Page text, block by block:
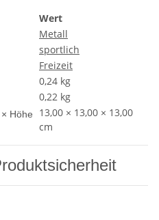
Wert
Metall
sportlich
Freizeit
0,24 kg
0,22 kg
Höhe
13,00 × 13,00 × 13,00
cm